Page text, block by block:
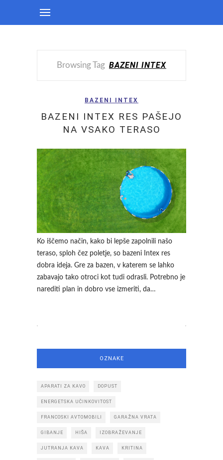
Browsing Tag BAZENI INTEX
BAZENI INTEX
BAZENI INTEX RES PAŠEJO
NA VSAKO TERASO
Ko iščemo način, kako bi lepše zapolnili našo
teraso, sploh čez poletje, so bazeni Intex res
dobra ideja. Gre za bazen, v katerem se lahko
zabavajo tako otroci kot tudi odrasli. Potrebno je
narediti plan in dobro vse izmeriti, da…
OZNAKE
APARATI ZA KAVO DOPUST
ENERGETSKA UČINKOVITOST
FRANCOSKI AVTOMOBILI GARAŽNA VRATA
GIBANJE HIŠA IZOBRAŽEVANJE
JUTRANJA KAVA KAVA KRITINA